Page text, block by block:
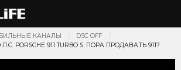
КАНАЛЫ
DSC OFF
Л.С. PORSCHE 911 TURBO S. ПОРА ПРОДАВАТЬ 911?